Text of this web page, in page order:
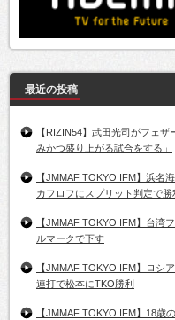
最近の投稿
【RIZIN54】武田光司がフェ
みかつ盛り上がる試合をする」
【JMMAF TOKYO IFM】浜名
カフロフにスプリット判定で勝
【JMMAF TOKYO IFM】台湾
ルマークで下す
【JMMAF TOKYO IFM】ロシ
連打で松本にTKO勝利
【JMMAF TOKYO IFM】18歳